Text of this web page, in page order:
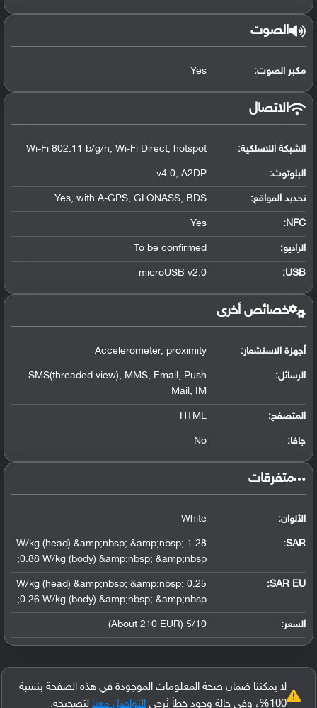
الصوت
مكبر الصوت: Yes
الاتصال
الشبكة اللاسلكية: Wi-Fi 802.11 b/g/n, Wi-Fi Direct, hotspot
البلوتوث:
v4.0, A2DP
تحديد المواقع:
Yes, with A-GPS, GLONASS, BDS
NFC
:
Yes
الراديو: To be confirmed
USB
:
microUSB v2.0
خصائص أخرى
أجهزة الاستشعار: Accelerometer, proximity
الرسائل:
SMS(threaded view), MMS, Email, Push
Mail, IM
المتصفح: HTML
جافا: No
‏متفرقات‏
الألوان: White
SAR
:
1.28 W/kg (head) &amp;nbsp; &amp;nbsp;
0.88 W/kg (body) &amp;nbsp; &amp;nbsp;
SAR EU:
0.25 W/kg (head) &amp;nbsp; &amp;nbsp;
0.26 W/kg (body) &amp;nbsp; &amp;nbsp;
السعر: 5/10 (About 210 EUR)
لا يمكننا ضمان صحة المعلومات الموجودة في هذه الصفحة بنسبة
100%، وفي حالة وجود خطأ يُرجى
التواصل معنا لتصحيحه.